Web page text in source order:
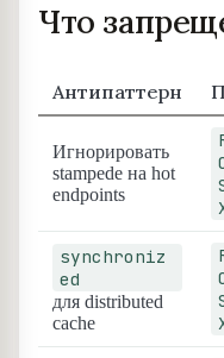
Что
Антипаттерн
Игнорировать
stampede на hot
endpoints
synchroniz
ed
для distributed
cache